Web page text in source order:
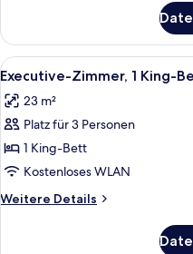
Zimmer,
2 Queen-
Betten,
Alle
Fotos
für
Executive-
Zimmer,
1 King-
Bett
anzeigen
7
Executive-Zimmer, 1 King-
23 m²
Platz für 3 Personen
1 King-Bett
Kostenloses WLAN
Weitere Details
Weitere